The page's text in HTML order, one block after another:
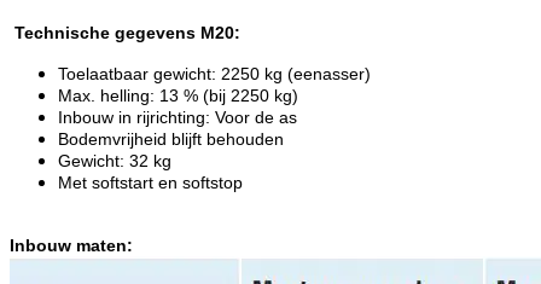
Technische gegevens M20:
Toelaatbaar gewicht: 2250 kg (eenasser)
Max. helling: 13 % (bij 2250 kg)
Inbouw in rijrichting: Voor de as
Bodemvrijheid blijft behouden
Gewicht: 32 kg
Met softstart en softstop
Inbouw maten: